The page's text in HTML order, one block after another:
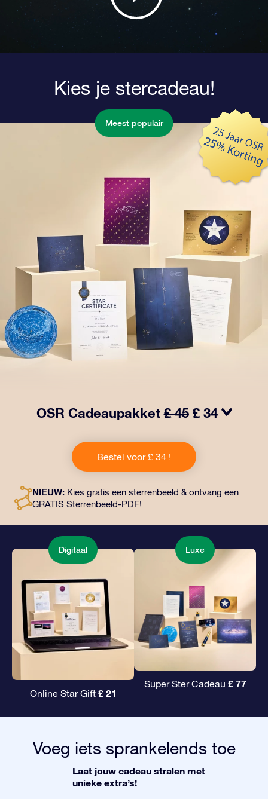
Kies je stercadeau!
Meest populair
OSR Cadeaupakket£ 45 £ 34
cadeau bevat een prachtige envelop en
gepersonaliseerde documenten die naar een adres
naar keuze worden verzonden, evenals digitale
een magische manier om een blijvend cadeau te geven
aan vrienden en dierbaren.
Bestel voor £ 34 !
NIEUW: Kies gratis een sterrenbeeld & ontvang een
GRATIS Sterrenbeeld-PDF!
Digitaal
Online Star Gift £ 21
Luxe
Super Ster Cadeau £ 77
Voeg iets sprankelends toe
Laat jouw cadeau stralen met
unieke extra’s!